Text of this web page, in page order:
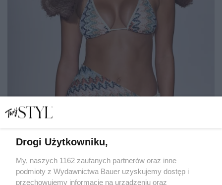
zmieniają wygląd ciała
JOLANTA ZAKROCKA
Drogi Użytkowniku,
My, naszych 1162 zaufanych partnerów oraz inne
podmioty z Wydawnictwa Bauer uzyskujemy dostęp i
przechowujemy informacje na urządzeniu oraz